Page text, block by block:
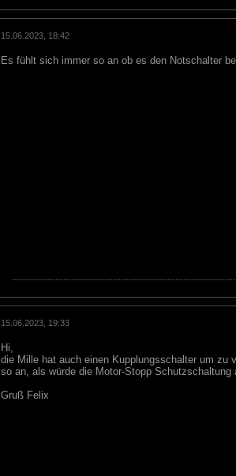
15.06.2023, 18:42
Es fühlt sich immer so an ob es den Notschalter
15.06.2023, 19:33
Hi,
die Mille hat auch einen Kupplungsschalter um zu
so an, als würde die Motor-Stopp
Gruß Felix